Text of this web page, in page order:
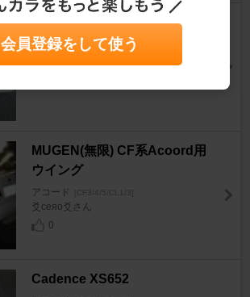
不明 花形ビット
アコード [CF3/4/5/CL1/3]
MUGEN(無限) CF系Acoord用
ウイング
アコード [CF3/4/5/CL1/3]
爻сеяо爻さん
0
Cadence XS652
会員登録をして使う